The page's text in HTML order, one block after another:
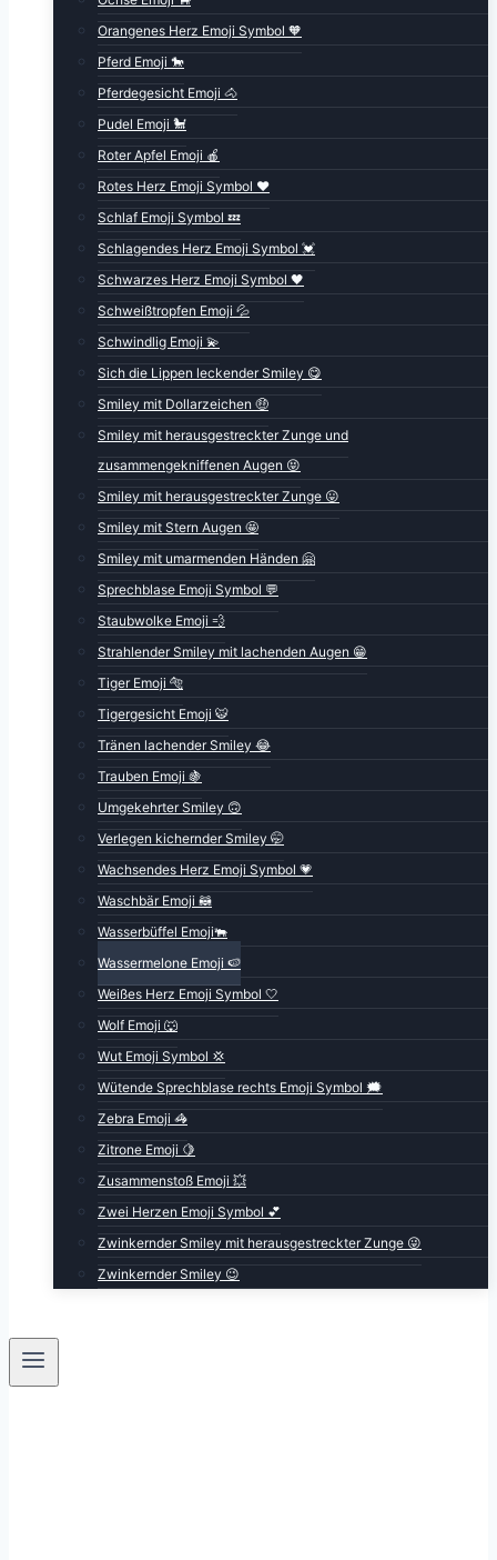
Orangenes Herz Emoji Symbol 🧡
Pferd Emoji 🐎
Pferdegesicht Emoji 🐴
Pudel Emoji 🐩
Roter Apfel Emoji 🍎
Rotes Herz Emoji Symbol ❤️
Schlaf Emoji Symbol 💤
Schlagendes Herz Emoji Symbol 💓
Schwarzes Herz Emoji Symbol 🖤
Schweißtropfen Emoji 💦
Schwindlig Emoji 💫
Sich die Lippen leckender Smiley 😋
Smiley mit Dollarzeichen 🤑
Smiley mit herausgestreckter Zunge und
zusammengekniffenen Augen 😝
Smiley mit herausgestreckter Zunge 😛
Smiley mit Stern Augen 🤩
Smiley mit umarmenden Händen 🤗
Sprechblase Emoji Symbol 💬
Staubwolke Emoji 💨
Strahlender Smiley mit lachenden Augen 😁
Tiger Emoji 🐅
Tigergesicht Emoji 🐯
Tränen lachender Smiley 😂
Trauben Emoji 🍇
Umgekehrter Smiley 🙃
Verlegen kichernder Smiley 🤭
Wachsendes Herz Emoji Symbol 💗
Waschbär Emoji 🦝
Wasserbüffel Emoji🐃
Wassermelone Emoji 🍉
Weißes Herz Emoji Symbol 🤍
Wolf Emoji 🐺
Wut Emoji Symbol 💢
Wütende Sprechblase rechts Emoji Symbol 🗯️
Zebra Emoji 🦓
Zitrone Emoji 🍋
Zusammenstoß Emoji 💥
Zwei Herzen Emoji Symbol 💕
Zwinkernder Smiley mit herausgestreckter Zunge 😜
Zwinkernder Smiley 😉